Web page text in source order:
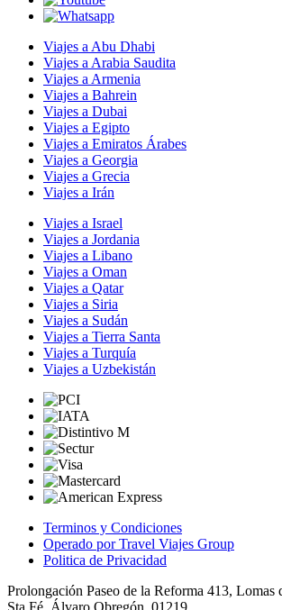
Viajes a Abu Dhabi
Viajes a Arabia Saudita
Viajes a Armenia
Viajes a Bahrein
Viajes a Dubai
Viajes a Egipto
Viajes a Emiratos Árabes
Viajes a Georgia
Viajes a Grecia
Viajes a Irán
Viajes a Israel
Viajes a Jordania
Viajes a Libano
Viajes a Oman
Viajes a Qatar
Viajes a Siria
Viajes a Sudán
Viajes a Tierra Santa
Viajes a Turquía
Viajes a Uzbekistán
Terminos y Condiciones
Operado por Travel Viajes Group
Politica de Privacidad
Prolongación Paseo de la Reforma 413, Lomas
Sta Fé, Álvaro Obregón, 01219